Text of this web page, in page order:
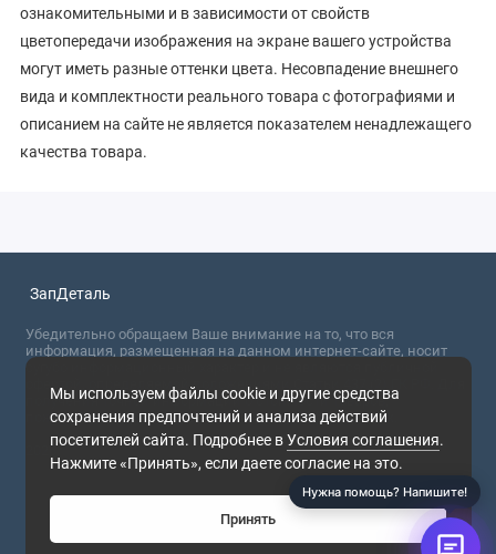
ознакомительными и в зависимости от свойств
цветопередачи изображения на экране вашего устройства
могут иметь разные оттенки цвета. Несовпадение внешнего
вида и комплектности реального товара с фотографиями и
описанием на сайте не является показателем ненадлежащего
качества товара.
Мы используем файлы cookie и другие средства
сохранения предпочтений и анализа действий
посетителей сайта. Подробнее вУсловия соглашения.
Нажмите «Принять», если даете согласие на это.
Принять
ЗапДеталь
Убедительно обращаем Ваше внимание на то, что вся
информация, размещенная на данном интернет-сайте, носит
сугубо информационный характер и не являются публичной
офертой, определяемой положениями Статьи 437 (2) ГК РФ. Для
получения точной информации о стоимости товаров,
пожалуйста, обращайтесь в ближайший офис продаж.
2026
Нужна помощь? Напишите!